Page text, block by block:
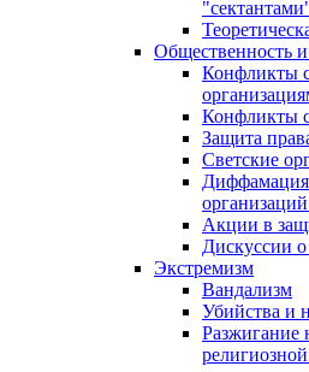
Общественность
Конфликты
Конфликты
Защита
Светские
Акции в
Дискуссии
Экстремизм
Вандализм
Убийства и
Разжигание